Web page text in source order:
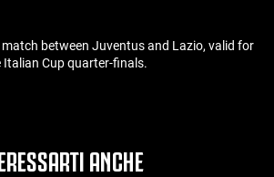
between Juventus and Lazio, valid for
Italian Cup quarter-finals.
ANCHE